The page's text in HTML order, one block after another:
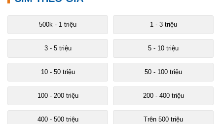
500k - 1 triệu 1 - 3 triệu
3 - 5 triệu 5 - 10 triệu
10 - 50 triệu 50 - 100 triệu
100 - 200 triệu 200 - 400 triệu
400 - 500 triệu Trên 500 triệu